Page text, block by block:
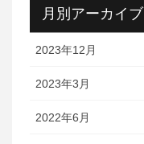
月別アーカイブ
2023年12月
2023年3月
2022年6月